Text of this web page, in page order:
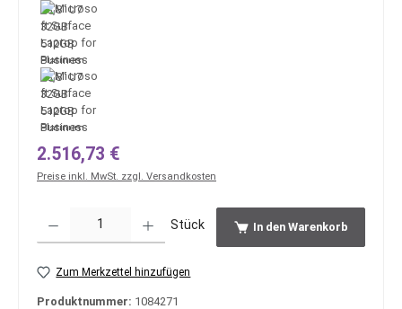
Regulärer Preis:
2.516,73 €
Preise inkl. MwSt. zzgl. Versandkosten
Stück In den Warenkorb
Zum Merkzettel hinzufügen
Produktnummer: 1084271